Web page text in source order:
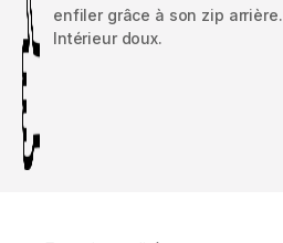
enfiler grâce à son zip arrière.
Intérieur doux.